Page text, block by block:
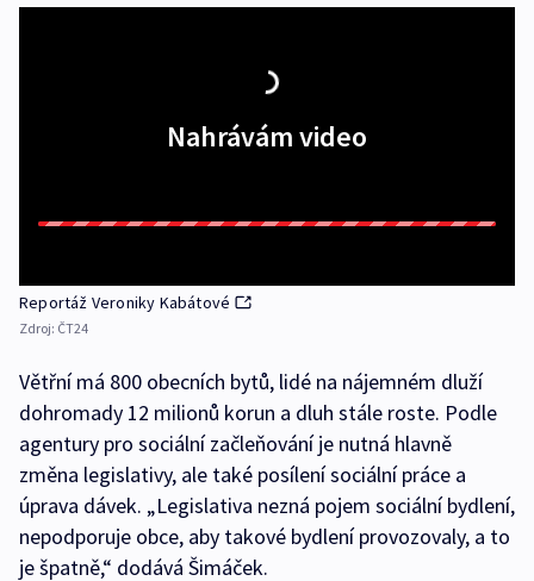
Nahrávám video
Reportáž Veroniky Kabátové
Zdroj: ČT24
Větřní má 800 obecních bytů, lidé na nájemném dluží
dohromady 12 milionů korun a dluh stále roste. Podle
agentury pro sociální začleňování je nutná hlavně
změna legislativy, ale také posílení sociální práce a
úprava dávek. „Legislativa nezná pojem sociální bydlení,
nepodporuje obce, aby takové bydlení provozovaly, a to
je špatně,“ dodává Šimáček.